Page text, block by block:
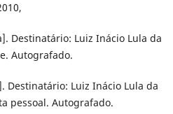
Destinatário: Luiz Inácio Lula da
Autografado.
Destinatário: Luiz Inácio Lula da
pessoal. Autografado.